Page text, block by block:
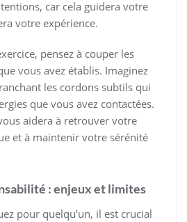
car cela guidera votre
votre expérience.
pensez à couper les
vous avez établis. Imaginez
les cordons subtils qui
que vous avez contactées.
aidera à retrouver votre
et à maintenir votre sérénité
: enjeux et limites
pour quelqu’un, il est crucial